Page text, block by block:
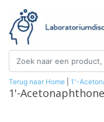
Terug naar Home 1'-
1'-Acetonaphthone